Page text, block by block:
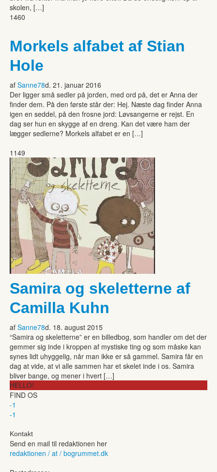
skolen, […]
1460
Morkels alfabet af Stian
Hole
af Sanne78d. 21. januar 2016
Der ligger små sedler på jorden, med ord på, det er Anna der
finder dem. På den første står der: Hej. Næste dag finder Anna
igen en seddel, på den frosne jord: Løvsangerne er rejst. En
dag ser hun en skygge af en dreng. Kan det være ham der
lægger sedlerne? Morkels alfabet er en […]
1149
Samira og skeletterne af
Camilla Kuhn
af Sanne78d. 18. august 2015
“Samira og skeletterne” er en billedbog, som handler om det der
gemmer sig inde i kroppen af mystiske ting og som måske kan
synes lidt uhyggelig, når man ikke er så gammel. Samira får en
dag at vide, at vi alle sammen har et skelet inde i os. Samira
bliver bange, og mener i hvert […]
HELLO!
FIND OS
-1
-1
Kontakt
Send en mail til redaktionen her
redaktionen / at / bogrummet.dk